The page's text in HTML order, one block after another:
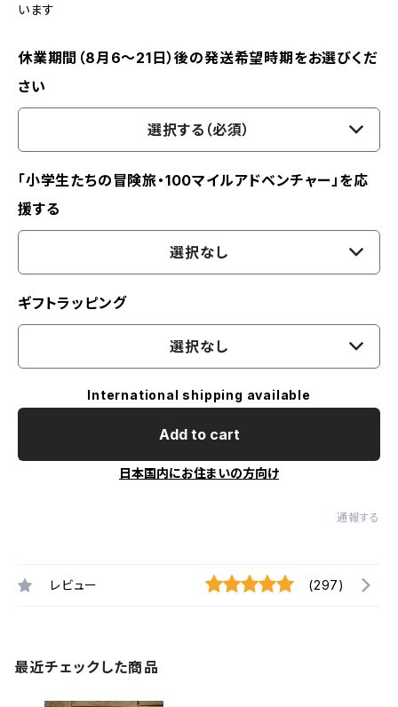
います
休業期間（8月6〜21日）後の発送希望時期をお選びくだ
さい
選択する（必須）
「小学生たちの冒険旅・100マイルアドベンチャー」を応
援する
選択なし
ギフトラッピング
選択なし
International shipping available
Add to cart
日本国内にお住まいの方向け
通報する
レビュー (297)
最近チェックした商品